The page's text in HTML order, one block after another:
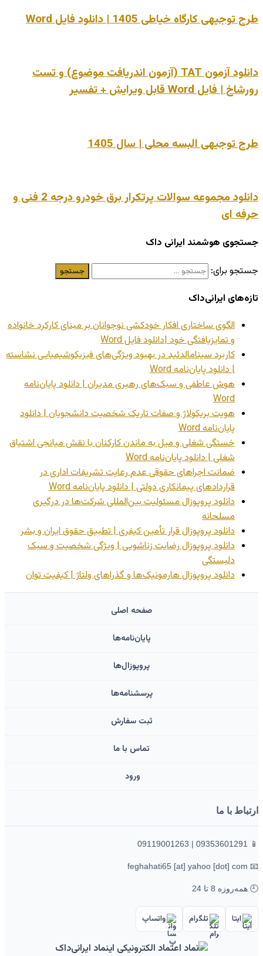
طرح توجیهی کارگاه خیاطی 1405 | دانلود فایل Word
دانلود آزمون TAT (آزمون اندریافت موضوع) و تست
رورشاخ | فایل Word قابل ویرایش + تفسیر
طرح توجیهی البسه محلی | سال 1405
دانلود مجموعه سوالات پرتکرار برق خودرو درجه 2 فنی و
حرفه ای
جستجوی هوشمند ایرانی داک
جستجو برای:
تازه‌های ایرانی‌داک
الگوی ساختاری افکار خودکشی نوجوانان بر مبنای کارکرد خانواده
و تمایزیافتگی خود |دانلود فایل Word
کاربرد سینامالدئید در بهبود ویژگی‌های فیزیکوشیمیایی نشاسته
| دانلود پایان‌نامه Word
هوش عاطفی و سبک‌های رهبری مدیران | دانلود پایان‌نامه
Word
هویت بریکولاژ و صفات تاریک شخصیت دانشجویان | دانلود
پایان‌نامه Word
خستگی شغلی و میل به ماندن کارکنان با نقش میانجی اشتیاق
شغلی | دانلود پایان‌نامه Word
ضمانت اجراهای حقوقی عدم رعایت تشریفات اداری در
قراردادهای پیمانکاری دولتی | دانلود پایان‌نامه Word
دانلود پروپوزال مسئولیت بین‌المللی شرکت‌ها در درگیری
مسلحانه
دانلود پروپوزال قرار تأمین کیفری | تطبیق حقوق ایران و بشر
دانلود پروپوزال رضایت زناشویی | ویژگی شخصیت و سبک
دلبستگی
دانلود پروپوزال هارمونیک‌ها و گذراهای ولتاژ | کیفیت توان
صفحه اصلی
پایان‌نامه‌ها
پروپوزال‌ها
پرسشنامه‌ها
ثبت سفارش
تماس با ما
ورود ‌
ارتباط با ما
📱 09353601291 | 09119001263
📧 feghahati65 [at] yahoo [dot] com
🕘 همه‌روزه 8 تا 24
ایتا تلگرام واتساپ